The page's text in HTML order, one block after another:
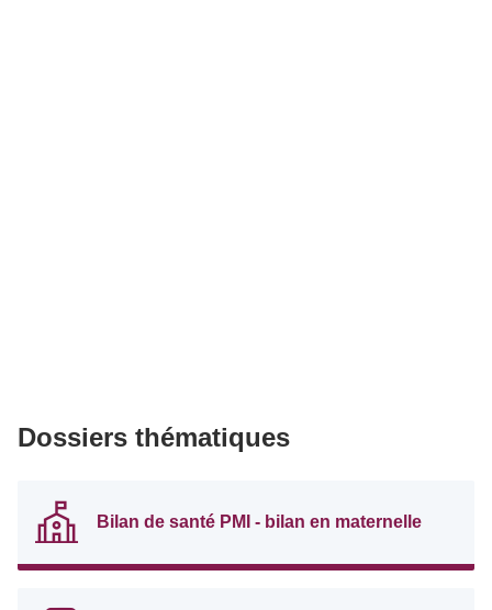
Dossiers thématiques
Bilan de santé PMI - bilan en maternelle